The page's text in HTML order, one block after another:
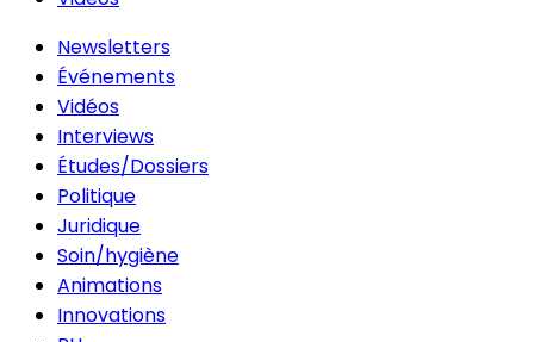
Newsletters
Événements
Vidéos
Interviews
Études/Dossiers
Politique
Juridique
Soin/hygiène
Animations
Innovations